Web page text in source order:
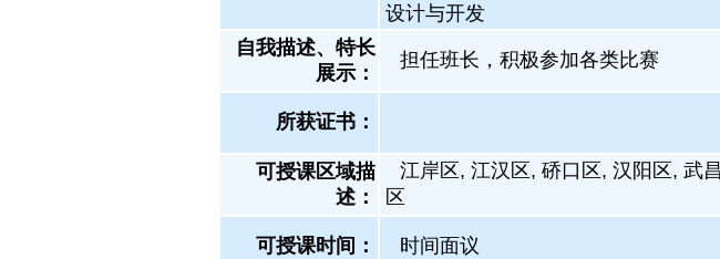
设计与开发
自我描述、特长
展示 ：
担任班长，积极参加各类比赛
所获证书 ：
可授课区域描
述：
江岸区, 江汉区, 硚口区, 汉阳区, 武
区
可授课时间： 时间面议